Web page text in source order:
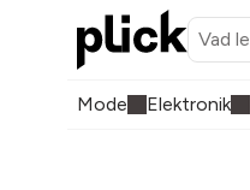
Mode Elektronik